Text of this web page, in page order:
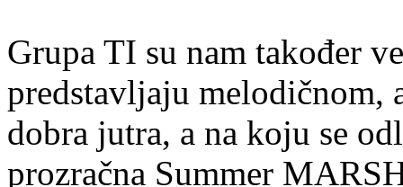
Grupa TI su nam također
predstavljaju
dobra jutra, a na koju se
prozračna Summer